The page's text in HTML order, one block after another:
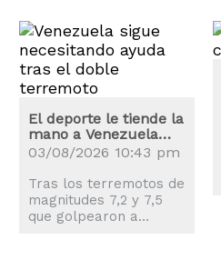
El deporte le tiende la
mano a Venezuela
tras los terremotos
03/08/2026 10:43 pm
Tras los terremotos de
magnitudes 7,2 y 7,5
que golpearon a